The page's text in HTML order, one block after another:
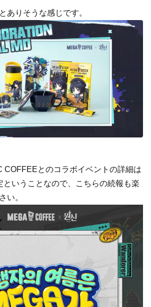
ありそうな感じです。
COFFEEとのコラボイベントの詳細は
ということなので、こちらの続報も楽
い。